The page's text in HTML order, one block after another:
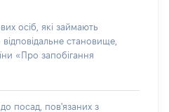
осіб, які займають
становище,
«Про запобігання
посад, пов'язаних з